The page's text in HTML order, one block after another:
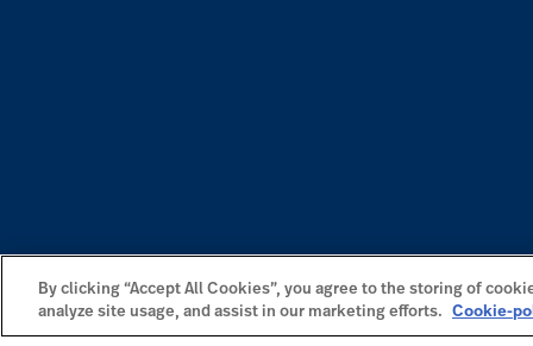
By clicking “Accept All Cookies”, you agree to the storing of
analyze site usage, and assist in our marketing efforts.
Cookie-